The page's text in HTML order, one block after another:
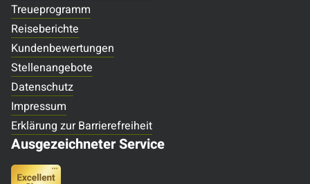
Treueprogramm
Reiseberichte
Kundenbewertungen
Stellenangebote
Datenschutz
Impressum
Erklärung zur Barrierefreiheit
Ausgezeichneter Service